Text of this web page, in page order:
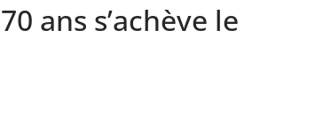
ans s’achève le